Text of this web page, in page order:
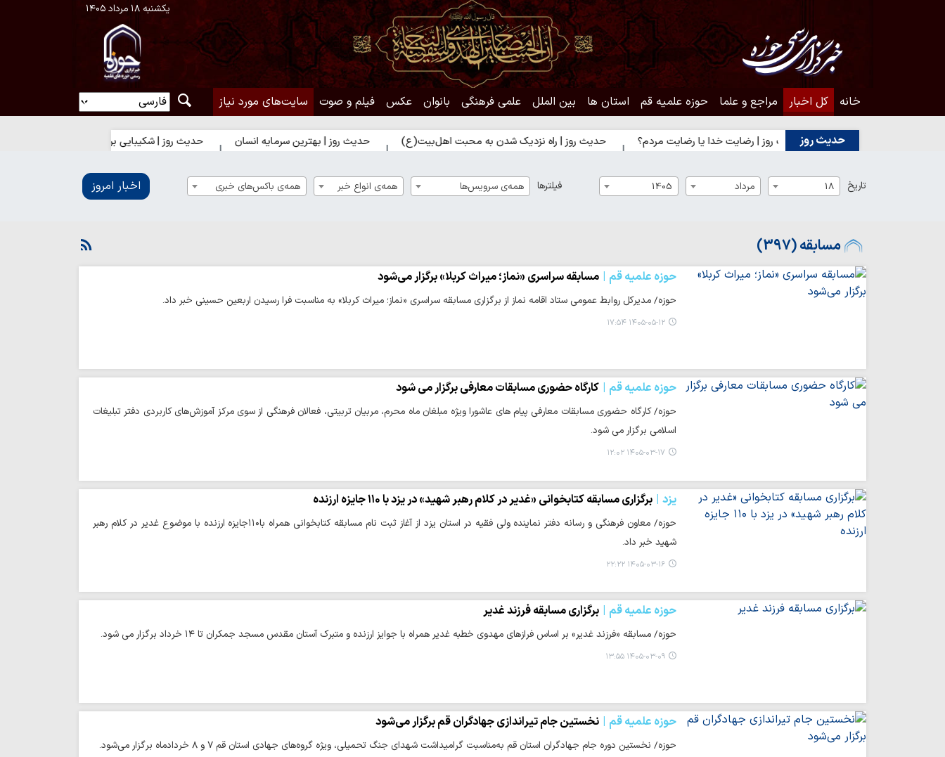
یکشنبه ۱۸ مرداد ۱۴۰۵
خانه کل اخبار مراجع و علما حوزه علمیه قم استان ها بین الملل علمی فرهنگی بانوان عکس فیلم و صوت سایت‌های مورد نیاز
حدیث روز
حدیث روز | رضایت خدا یا رضایت مردم؟ حدیث روز | راه نزدیک شدن به محبت اهل‌بیت(ع) حدیث روز | بهترین سرمایه انسان حدیث روز | شکیبایی بر تلخی حق
تاریخ 18 مرداد 1405 فیلترها همه‌ی سرویس‌ها همه‌ی انواع خبر همه‌ی باکس‌های خبری اخبار امروز
مسابقه (397)
حوزه علمیه قم مسابقه سراسری «نماز؛ میراث کربلا» برگزار می‌شود
حوزه/ مدیرکل روابط عمومی ستاد اقامه نماز از برگزاری مسابقه سراسری «نماز؛ میراث کربلا» به مناسبت فرا رسیدن اربعین حسینی خبر داد.
۱۴۰۵-۰۵-۱۲ ۱۷:۵۴
حوزه علمیه قم کارگاه حضوری مسابقات معارفی برگزار می شود
حوزه/ کارگاه حضوری مسابقات معارفی پیام های عاشورا ویژه مبلغان ماه محرم، مربیان تربیتی، فعالان فرهنگی از سوی مرکز آموزش‌های کاربردی دفتر تبلیغات
اسلامی برگزار می‌ شود.
۱۴۰۵-۰۳-۱۷ ۱۲:۰۲
یزد برگزاری مسابقه کتابخوانی «غدیر در کلام رهبر شهید» در یزد با ۱۱۰ جایزه ارزنده
حوزه/ معاون فرهنگی و رسانه دفتر نماینده ولی فقیه در استان یزد از آغاز ثبت نام مسابقه کتابخوانی همراه با۱۱۰جایزه ارزنده با موضوع غدیر در کلام رهبر
شهید خبر داد.
۱۴۰۵-۰۳-۱۶ ۲۲:۲۲
حوزه علمیه قم برگزاری مسابقه فرزند غدیر
حوزه/ مسابقه «فرزند غدیر» بر اساس فرازهای مهدوی خطبه غدیر همراه با جوایز ارزنده و متبرک آستان مقدس مسجد جمکران تا ۱۴ خرداد برگزار می شود.
۱۴۰۵-۰۳-۰۹ ۱۳:۵۵
حوزه علمیه قم نخستین جام تیراندازی جهادگران قم برگزار می‌شود
حوزه/ نخستین دوره جام جهادگران استان قم به‌مناسبت گرامیداشت شهدای جنگ تحمیلی، ویژه گروه‌های جهادی استان قم ۷ و ۸ خردادماه برگزار می‌شود.‌